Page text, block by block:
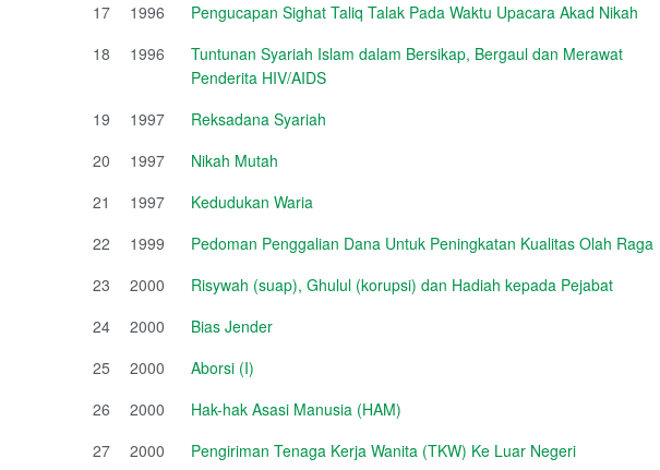
17
1996
Pengucapan Sighat Taliq Talak Pada Waktu Upacara Akad Nikah
18
1996
Tuntunan Syariah Islam dalam Bersikap, Bergaul dan Merawat
Penderita HIV/AIDS
19
1997
Reksadana Syariah
20
1997
Nikah Mutah
21
1997
Kedudukan Waria
22
1999
Pedoman Penggalian Dana Untuk Peningkatan Kualitas Olah Raga
23
2000
Risywah (suap), Ghulul (korupsi) dan Hadiah kepada Pejabat
24
2000
Bias Jender
25
2000
Aborsi (I)
26
2000
Hak-hak Asasi Manusia (HAM)
27
2000 Pengiriman Tenaga Kerja Wanita (TKW) Ke Luar Negeri